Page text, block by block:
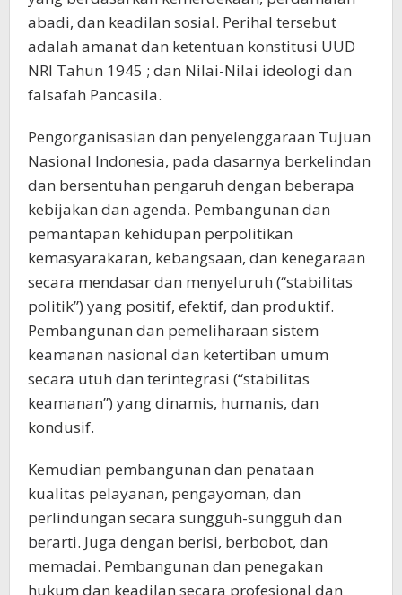
abadi, dan keadilan sosial. Perihal tersebut
adalah amanat dan ketentuan konstitusi UUD
NRI Tahun 1945 ; dan Nilai-Nilai ideologi dan
falsafah Pancasila.
Pengorganisasian dan penyelenggaraan Tujuan
Nasional Indonesia, pada dasarnya berkelindan
dan bersentuhan pengaruh dengan beberapa
kebijakan dan agenda. Pembangunan dan
pemantapan kehidupan perpolitikan
kemasyarakaran, kebangsaan, dan kenegaraan
secara mendasar dan menyeluruh (“stabilitas
politik”) yang positif, efektif, dan produktif.
Pembangunan dan pemeliharaan sistem
keamanan nasional dan ketertiban umum
secara utuh dan terintegrasi (“stabilitas
keamanan”) yang dinamis, humanis, dan
kondusif.
Kemudian pembangunan dan penataan
kualitas pelayanan, pengayoman, dan
perlindungan secara sungguh-sungguh dan
berarti. Juga dengan berisi, berbobot, dan
memadai. Pembangunan dan penegakan
hukum dan keadilan secara profesional dan